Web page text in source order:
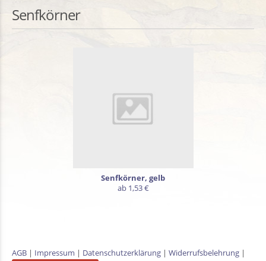
Senfkörner
Senfkörner, gelb
ab 1,53 €
AGB | Impressum | Datenschutzerklärung | Widerrufsbelehrung |